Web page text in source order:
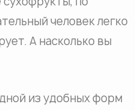
человек легко
А насколько вы
из удобных форм